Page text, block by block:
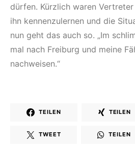
dürfen. Kürzlich waren
ihn kennenzulernen und die
nun geht das auch so. „Im
mal nach Freiburg und meine
nachweisen.“
TEILEN TEILEN
TWEET TEILEN